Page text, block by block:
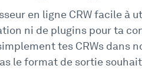
en ligne CRW facile à
ni de plugins pour ta
tes CRWs dans
le format de sortie